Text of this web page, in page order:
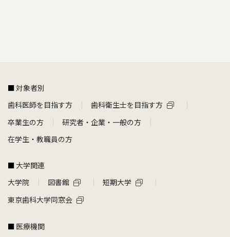
対象者別
歯科医師を目指す方
歯科衛生士を目指す方
卒業生の方
研究者・企業・一般の方
在学生・教職員の方
大学関連
大学院
図書館
短期大学
東京歯科大学同窓会
医療機関